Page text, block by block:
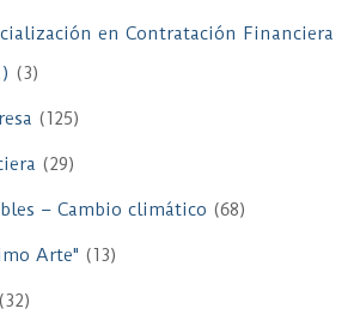
en Contratación Financiera
(3)
(125)
(29)
– Cambio climático (68)
Arte" (13)
(32)